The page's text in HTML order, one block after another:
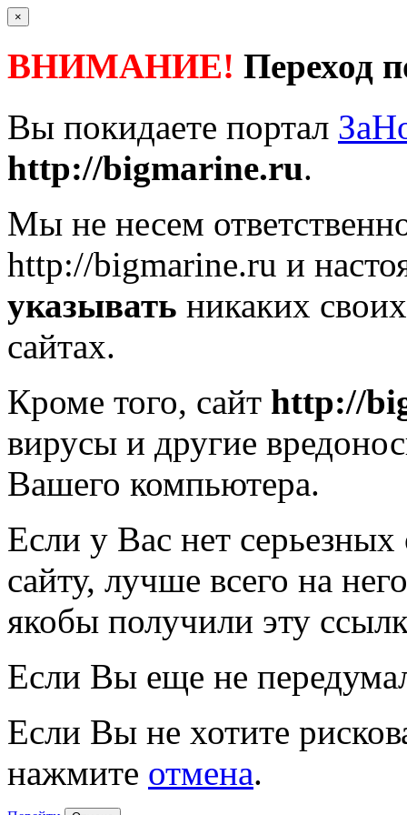
×
ВНИМАНИЕ! Переход
Вы покидаете портал
http://bigmarine.ru.
Мы не несем
http://bigmarine.ru и
указывать никаких
сайтах.
Кроме того, сайт http://
вирусы и другие
Вашего компьютера.
Если у Вас нет
сайту, лучше всего на
якобы получили эту
Если Вы еще не
Если Вы не хотите
нажмите отмена.